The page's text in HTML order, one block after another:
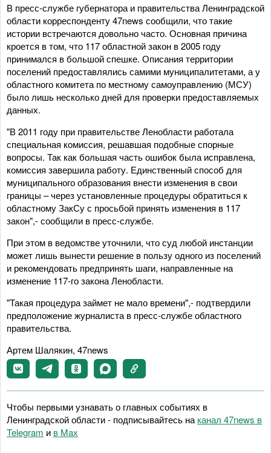
В пресс-службе губернатора и правительства Ленинградской
области корреспонденту 47news сообщили, что такие
истории встречаются довольно часто. Основная причина
кроется в том, что 117 областной закон в 2005 году
принимался в большой спешке. Описания территории
поселений предоставлялись самими муниципалитетами, а у
областного комитета по местному самоуправлению (МСУ)
было лишь несколько дней для проверки предоставляемых
данных.
"В 2011 году при правительстве Ленобласти работала
специальная комиссия, решавшая подобные спорные
вопросы. Так как большая часть ошибок была исправлена,
комиссия завершила работу. Единственный способ для
муниципального образования внести изменения в свои
границы – через установленные процедуры обратиться к
областному ЗакСу с просьбой принять изменения в 117
закон",- сообщили в пресс-службе.
При этом в ведомстве уточнили, что суд любой инстанции
может лишь вынести решение в пользу одного из поселений
и рекомендовать предпринять шаги, направленные на
изменение 117-го закона Ленобласти.
"Такая процедура займет не мало времени",- подтвердили
предположение журналиста в пресс-службе областного
правительства.
Артем Шалякин, 47news
Чтобы первыми узнавать о главных событиях в
Ленинградской области - подписывайтесь на канал 47news в
Telegram и в Maх